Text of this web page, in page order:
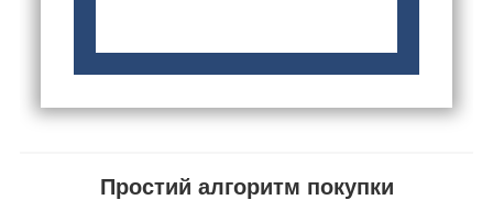
Простий алгоритм покупки